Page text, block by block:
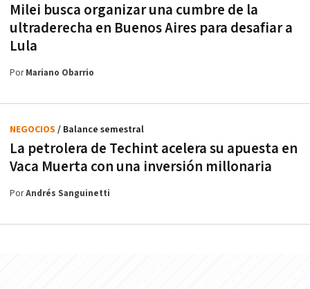
Milei busca organizar una cumbre de la
ultraderecha en Buenos Aires para desafiar a
Lula
PorMariano Obarrio
La petrolera de Techint acelera su apuesta en
Vaca Muerta con una inversión millonaria
NEGOCIOS / Balance semestral
PorAndrés Sanguinetti